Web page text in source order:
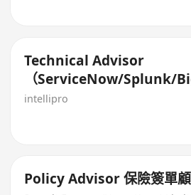
Technical Advisor
（ServiceNow/Splunk/
intellipro
Policy Advisor 保險簽單